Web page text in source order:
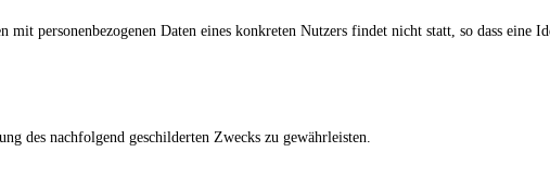
personenbezogenen Daten eines konkreten Nutzers findet nicht statt, so dass eine
des nachfolgend geschilderten Zwecks zu gewährleisten.